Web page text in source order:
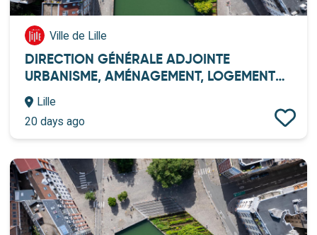
Ville de Lille
DIRECTION GÉNÉRALE ADJOINTE
URBANISME, AMÉNAGEMENT, LOGEMENT
F/H
Lille
20 days ago